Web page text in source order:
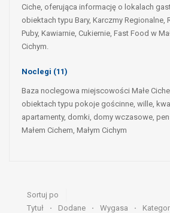
Ciche, oferująca informację o lokalach
obiektach typu Bary, Karczmy Regionalne,
Puby, Kawiarnie, Cukiernie, Fast Food w
Cichym.
Noclegi (11)
Baza noclegowa miejscowości Małe
obiektach typu pokoje gościnne, wille,
apartamenty, domki, domy wczasowe,
Małem Cichem, Małym Cichym
Sortuj po
Tytuł
Dodane Wygasa